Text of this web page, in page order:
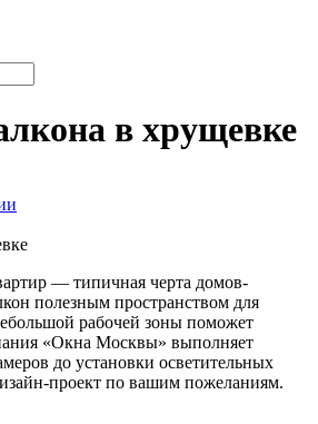
в хрущевке
— типичная черта домов-
полезным пространством для
рабочей зоны поможет
«Окна Москвы» выполняет
до установки осветительных
проект по вашим пожеланиям.